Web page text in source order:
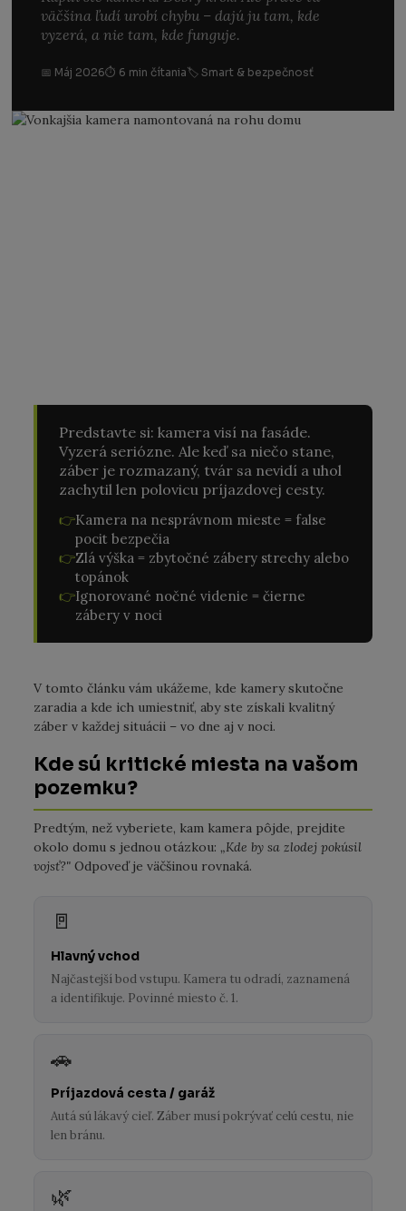
väčšina ľudí urobí chybu – dajú ju tam, kde
vyzerá, a nie tam, kde funguje.
📅 Máj 2026⏱ 6 min čítania🏷 Smart & bezpečnosť
Predstavte si: kamera visí na fasáde.
Vyzerá seriózne. Ale keď sa niečo stane,
záber je rozmazaný, tvár sa nevidí a uhol
zachytil len polovicu príjazdovej cesty.
👉Kamera na nesprávnom mieste = false
pocit bezpečia
👉Zlá výška = zbytočné zábery strechy alebo
topánok
👉Ignorované nočné videnie = čierne
zábery v noci
V tomto článku vám ukážeme, kde kamery skutočne
zaradia a kde ich umiestniť, aby ste získali kvalitný
záber v každej situácii – vo dne aj v noci.
Kde sú kritické miesta na vašom
pozemku?
Predtým, než vyberiete, kam kamera pôjde, prejdite
okolo domu s jednou otázkou:„Kde by sa zlodej pokúsil
vojsť?" Odpoveď je väčšinou rovnaká.
🚪
Hlavný vchod
Najčastejší bod vstupu. Kamera tu odradí, zaznamená
a identifikuje. Povinné miesto č. 1.
🚗
Príjazdová cesta / garáž
Autá sú lákavý cieľ. Záber musí pokrývať celú cestu, nie
len bránu.
🌿